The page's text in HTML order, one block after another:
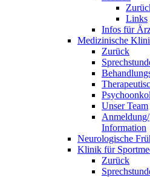
Links
Infos für
Medizinische
Zurück
Unser Team
Anmeldung/
Information
Neurologische
Klinik für
Zurück